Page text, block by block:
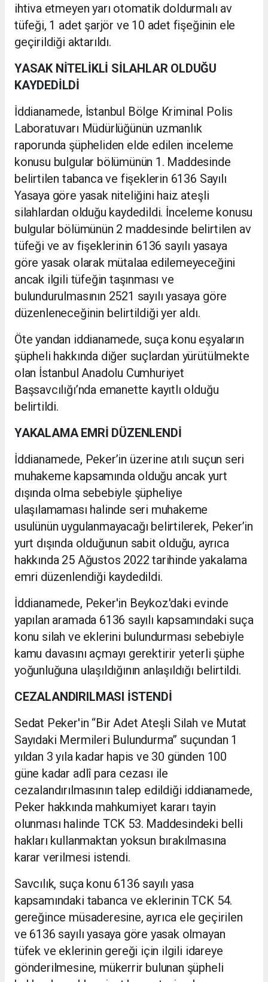
ihtiva etmeyen yarı otomatik doldurmalı av
tüfeği, 1 adet şarjör ve 10 adet fişeğinin ele
geçirildiği aktarıldı.
YASAK NİTELİKLİ SİLAHLAR OLDUĞU
KAYDEDİLDİ
İddianamede, İstanbul Bölge Kriminal Polis
Laboratuvarı Müdürlüğünün uzmanlık
raporunda şüpheliden elde edilen inceleme
konusu bulgular bölümünün 1. Maddesinde
belirtilen tabanca ve fişeklerin 6136 Sayılı
Yasaya göre yasak niteliğini haiz ateşli
silahlardan olduğu kaydedildi. İnceleme konusu
bulgular bölümünün 2 maddesinde belirtilen av
tüfeği ve av fişeklerinin 6136 sayılı yasaya
göre yasak olarak mütalaa edilemeyeceğini
ancak ilgili tüfeğin taşınması ve
bulundurulmasının 2521 sayılı yasaya göre
düzenleneceğinin belirtildiği yer aldı.
Öte yandan iddianamede, suça konu eşyaların
şüpheli hakkında diğer suçlardan yürütülmekte
olan İstanbul Anadolu Cumhuriyet
Başsavcılığı’nda emanette kayıtlı olduğu
belirtildi.
YAKALAMA EMRİ DÜZENLENDİ
İddianamede, Peker’in üzerine atılı suçun seri
muhakeme kapsamında olduğu ancak yurt
dışında olma sebebiyle şüpheliye
ulaşılamaması halinde seri muhakeme
usulünün uygulanmayacağı belirtilerek, Peker’in
yurt dışında olduğunun sabit olduğu, ayrıca
hakkında 25 Ağustos 2022 tarihinde yakalama
emri düzenlendiği kaydedildi.
İddianamede, Peker'in Beykoz'daki evinde
yapılan aramada 6136 sayılı kapsamındaki suça
konu silah ve eklerini bulundurması sebebiyle
kamu davasını açmayı gerektirir yeterli şüphe
yoğunluğuna ulaşıldığının anlaşıldığı belirtildi.
CEZALANDIRILMASI İSTENDİ
Sedat Peker'in “Bir Adet Ateşli Silah ve Mutat
Sayıdaki Mermileri Bulundurma” suçundan 1
yıldan 3 yıla kadar hapis ve 30 günden 100
güne kadar adlî para cezası ile
cezalandırılmasının talep edildiği iddianamede,
Peker hakkında mahkumiyet kararı tayin
olunması halinde TCK 53. Maddesindeki belli
hakları kullanmaktan yoksun bırakılmasına
karar verilmesi istendi.
Savcılık, suça konu 6136 sayılı yasa
kapsamındaki tabanca ve eklerinin TCK 54.
gereğince müsaderesine, ayrıca ele geçirilen
ve 6136 sayılı yasaya göre yasak olmayan
tüfek ve eklerinin gereği için ilgili idareye
gönderilmesine, mükerrir bulunan şüpheli